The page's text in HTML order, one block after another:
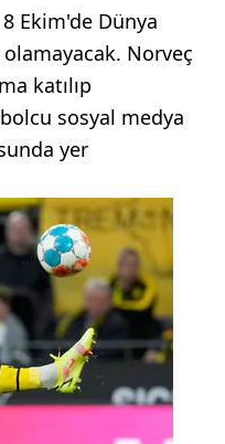
8 Ekim'de Dünya
olamayacak. Norveç
katılıp
sosyal medya
yer